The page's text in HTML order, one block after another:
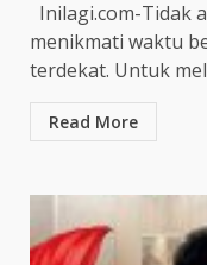
Inilagi.com-Tidak
menikmati waktu
terdekat. Untuk
Read More